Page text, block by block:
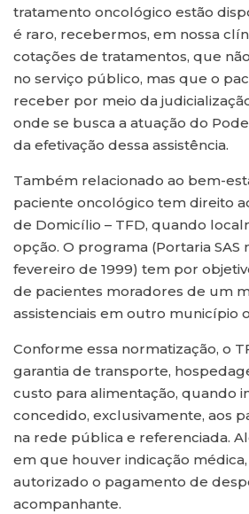
tratamento oncológico estão
é raro, recebermos, em nossa
cotações de tratamentos, que
no serviço público, mas que o
receber por meio da
onde se busca a atuação do
da efetivação dessa assistência.
Também relacionado ao bem-
paciente oncológico tem direito
de Domicílio – TFD, quando
opção. O programa (Portaria SAS
fevereiro de 1999) tem por
de pacientes moradores de um
assistenciais em outro município
Conforme essa normatização, o
garantia de transporte,
custo para alimentação, quando
concedido, exclusivamente, aos
na rede pública e referenciada.
em que houver indicação
autorizado o pagamento de
acompanhante.